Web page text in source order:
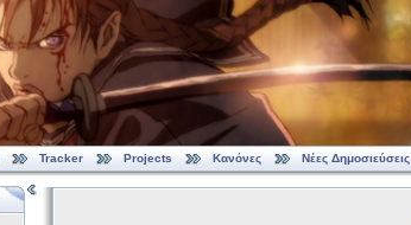
Tracker Projects Κανόνες Νέες Δημοσιεύσεις